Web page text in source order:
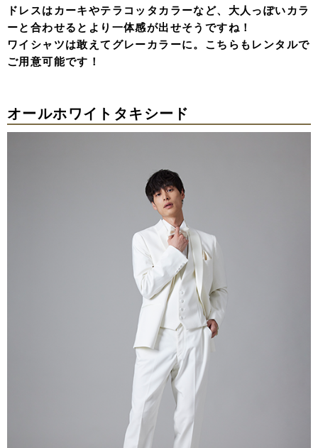
ドレスはカーキやテラコッタカラーなど、大人っぽいカラ
ーと合わせるとより一体感が出せそうですね！
ワイシャツは敢えてグレーカラーに。こちらもレンタルで
ご用意可能です！
オールホワイトタキシード